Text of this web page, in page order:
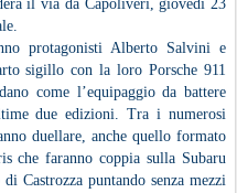
il via da Capoliveri, giovedì 23
protagonisti Alberto Salvini e
sigillo con la loro Porsche 911
come l’equipaggio da battere
due edizioni. Tra i numerosi
duellare, anche quello formato
che faranno coppia sulla Subaru
Castrozza puntando senza mezzi